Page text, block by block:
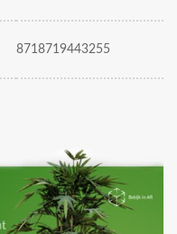
8718719443255